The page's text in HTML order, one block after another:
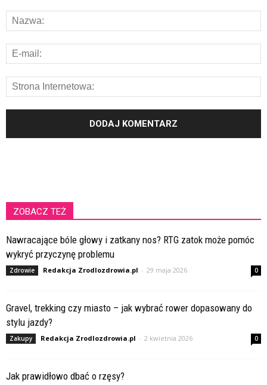
ZOBACZ TEŻ
Nawracające bóle głowy i zatkany nos? RTG zatok może pomóc
wykryć przyczynę problemu
Zdrowie Redakcja Zrodlozdrowia.pl - 29 maja 2026 0
Gravel, trekking czy miasto – jak wybrać rower dopasowany do
stylu jazdy?
Zakupy Redakcja Zrodlozdrowia.pl - 2 kwietnia 2026 0
Jak prawidłowo dbać o rzęsy?